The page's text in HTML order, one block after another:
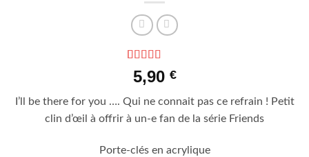
Noté5sur 5
basé sur
client
5,90 €
I’ll be there for you …. Qui ne connait pas ce refrain ! Petit
clin d’œil à offrir à un-e fan de la série Friends
Porte-clés en acrylique